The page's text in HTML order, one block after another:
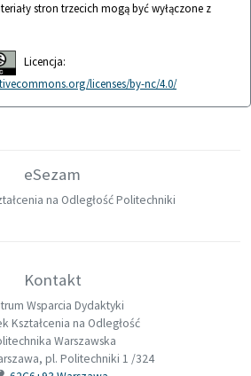
stron trzecich mogą być wyłączone z
Licencja:
licenses/by-nc/4.0/
eSezam
na Odległość Politechniki
Kontakt
Wsparcia Dydaktyki
Kształcenia na Odległość
Warszawska
pl. Politechniki 1 /324